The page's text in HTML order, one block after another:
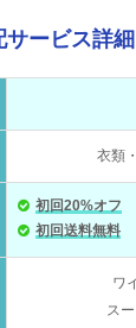
サービス詳細
衣類
初回20%オフ
初回送料無料
ワ
ス